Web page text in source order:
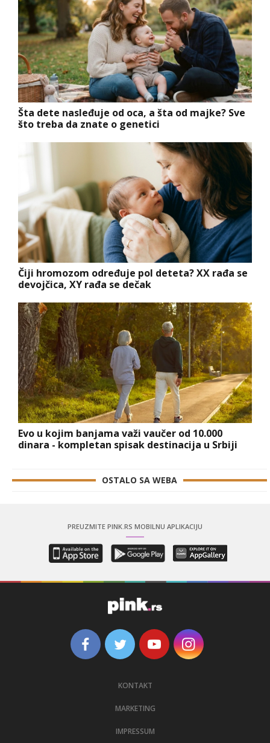
Šta dete nasleđuje od oca, a šta od majke? Sve
što treba da znate o genetici
Čiji hromozom određuje pol deteta? XX rađa se
devojčica, XY rađa se dečak
Evo u kojim banjama važi vaučer od 10.000
dinara - kompletan spisak destinacija u Srbiji
OSTALO SA WEBA
PREUZMITE PINK.RS MOBILNU APLIKACIJU
KONTAKT
MARKETING
IMPRESSUM